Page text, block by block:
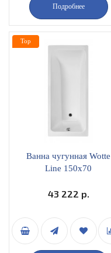
Подробнее
Ванна чугунная Wotte
Line 150x70
43 222 р.
Top